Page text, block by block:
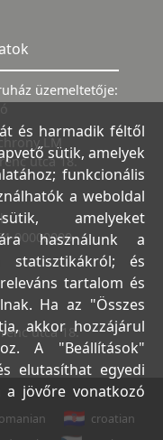
üzemeltetője:
LM
utca 18.
00000000
utca 18.
croatian
és harmadik féltől
sütik, amelyek
funkcionális
a weboldal
sütik, amelyeket
használunk a
és
tartalom és
Ha az "Összes
akkor hozzájárul
A "Beállítások"
elutasíthat egyedi
a jövőre vonatkozó